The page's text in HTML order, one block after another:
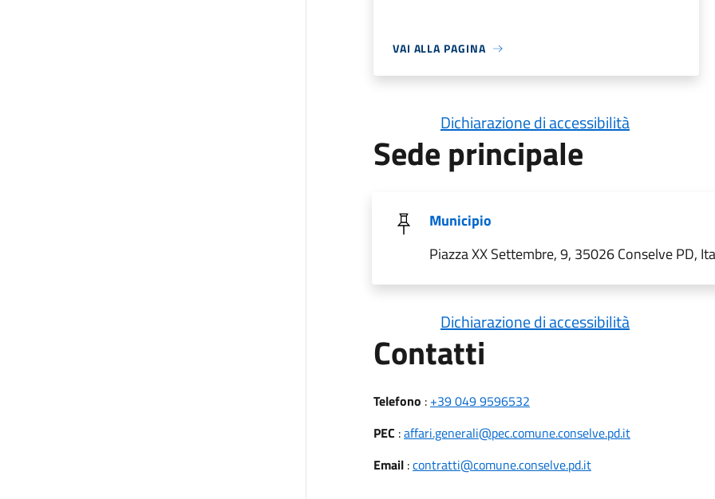
VAI ALLA PAGINA
Dichiarazione di accessibilità
Sede principale
Municipio
Piazza XX Settembre, 9, 35026 Conselve PD,
Dichiarazione di accessibilità
Contatti
Telefono : +39 049 9596532
PEC :affari.generali@pec.comune.conselve.pd.it
Email:contratti@comune.conselve.pd.it